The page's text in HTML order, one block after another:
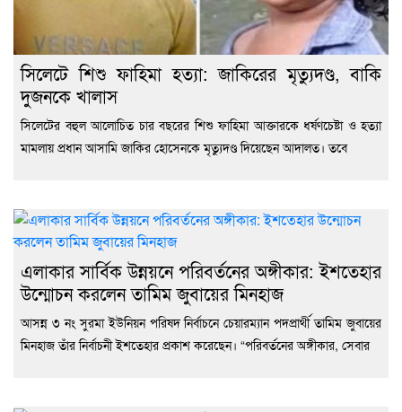
সিলেটে শিশু ফাহিমা হত্যা: জাকিরের মৃত্যুদণ্ড, বাকি
দুজনকে খালাস
সিলেটের বহুল আলোচিত চার বছরের শিশু ফাহিমা আক্তারকে ধর্ষণচেষ্টা ও হত্যা
মামলায় প্রধান আসামি জাকির হোসেনকে মৃত্যুদণ্ড দিয়েছেন আদালত। তবে
এলাকার সার্বিক উন্নয়নে পরিবর্তনের অঙ্গীকার: ইশতেহার
উন্মোচন করলেন তামিম জুবায়ের মিনহাজ
আসন্ন ৩ নং সুরমা ইউনিয়ন পরিষদ নির্বাচনে চেয়ারম্যান পদপ্রার্থী তামিম জুবায়ের
মিনহাজ তাঁর নির্বাচনী ইশতেহার প্রকাশ করেছেন। “পরিবর্তনের অঙ্গীকার, সেবার